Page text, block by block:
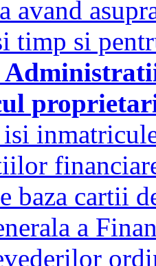
avand
timp si
isi
baza cartii
a